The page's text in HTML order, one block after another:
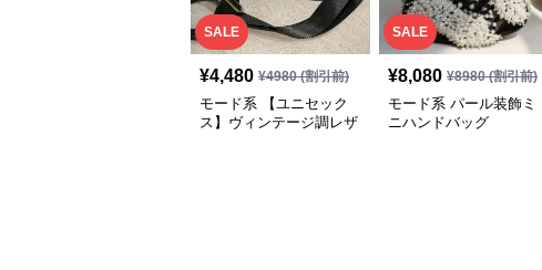
SALE
¥4,480 ¥4980(割引前)
モード系 【ユニセック
ス】ヴィンテージ調レザ
SALE
¥8,080 ¥8980(割引前)
モード系 パール装飾ミ
ニハンドバッグ